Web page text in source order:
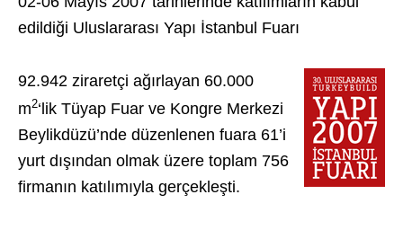
edildiği Uluslararası Yapı İstanbul Fuarı
92.942 ziraretçi ağırlayan 60.000
m2‘lik Tüyap Fuar ve Kongre Merkezi
Beylikdüzü’nde düzenlenen fuara 61’i
yurt dışından olmak üzere toplam 756
firmanın katılımıyla gerçekleşti.